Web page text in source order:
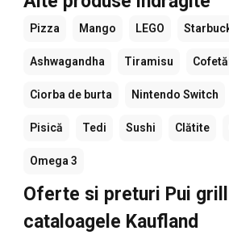
Pizza Mango LEGO
Ashwagandha Tiramisu
Ciorba de burta Nintendo Switch
Pisică Tedi Sushi Clătite
Omega 3
Oferte si preturi Pui
cataloagele Kaufland